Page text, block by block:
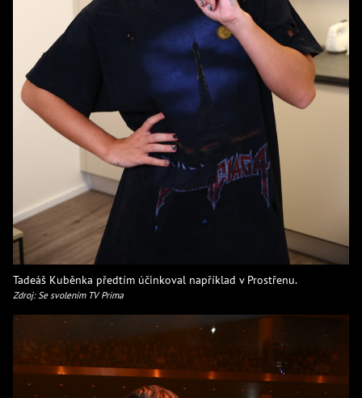
Tadeáš Kuběnka předtím účinkoval například v Prostřenu.
Zdroj: Se svolením TV Prima